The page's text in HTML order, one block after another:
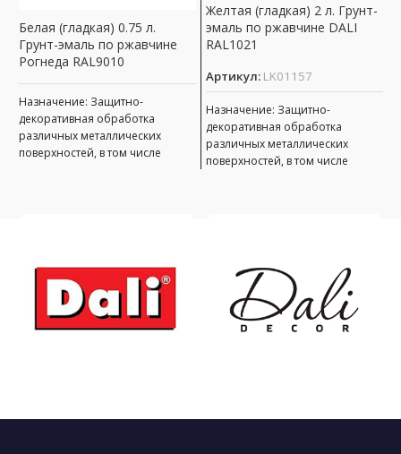
Белая (гладкая) 0.75 л.
Грунт-эмаль по ржавчине
Рогнеда RAL9010
Назначение: Защитно-
декоративная обработка
различных металлических
поверхностей, в том числе
Желтая (гладкая) 2 л. Грунт-
эмаль по ржавчине DALI
RAL1021
Артикул: LK01157
Назначение: Защитно-
декоративная обработка
различных металлических
поверхностей, в том числе